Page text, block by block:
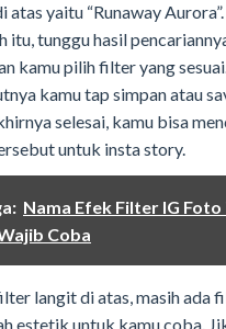
atas yaitu “Runaway Aurora”.
itu, tunggu hasil
kamu pilih filter yang
kamu tap simpan atau
selesai, kamu bisa
untuk insta story.
Nama Efek Filter IG Foto
Coba
langit di atas, masih ada
estetik untuk kamu coba.